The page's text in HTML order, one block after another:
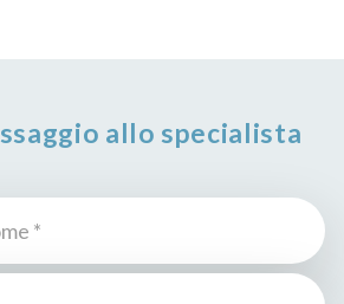
allo specialista